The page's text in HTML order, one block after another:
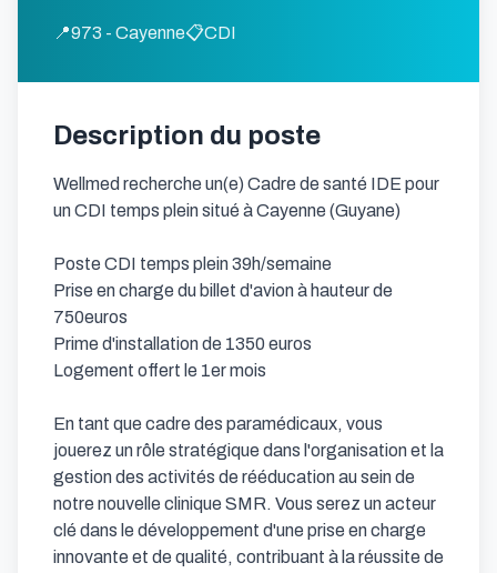
📍973 - Cayenne📋CDI
Description du poste
Wellmed recherche un(e) Cadre de santé IDE pour
un CDI temps plein situé à Cayenne (Guyane)
Poste CDI temps plein 39h/semaine
Prise en charge du billet d'avion à hauteur de
750euros
Prime d'installation de 1350 euros
Logement offert le 1er mois
En tant que cadre des paramédicaux, vous
jouerez un rôle stratégique dans l'organisation et la
gestion des activités de rééducation au sein de
notre nouvelle clinique SMR. Vous serez un acteur
clé dans le développement d'une prise en charge
innovante et de qualité, contribuant à la réussite de